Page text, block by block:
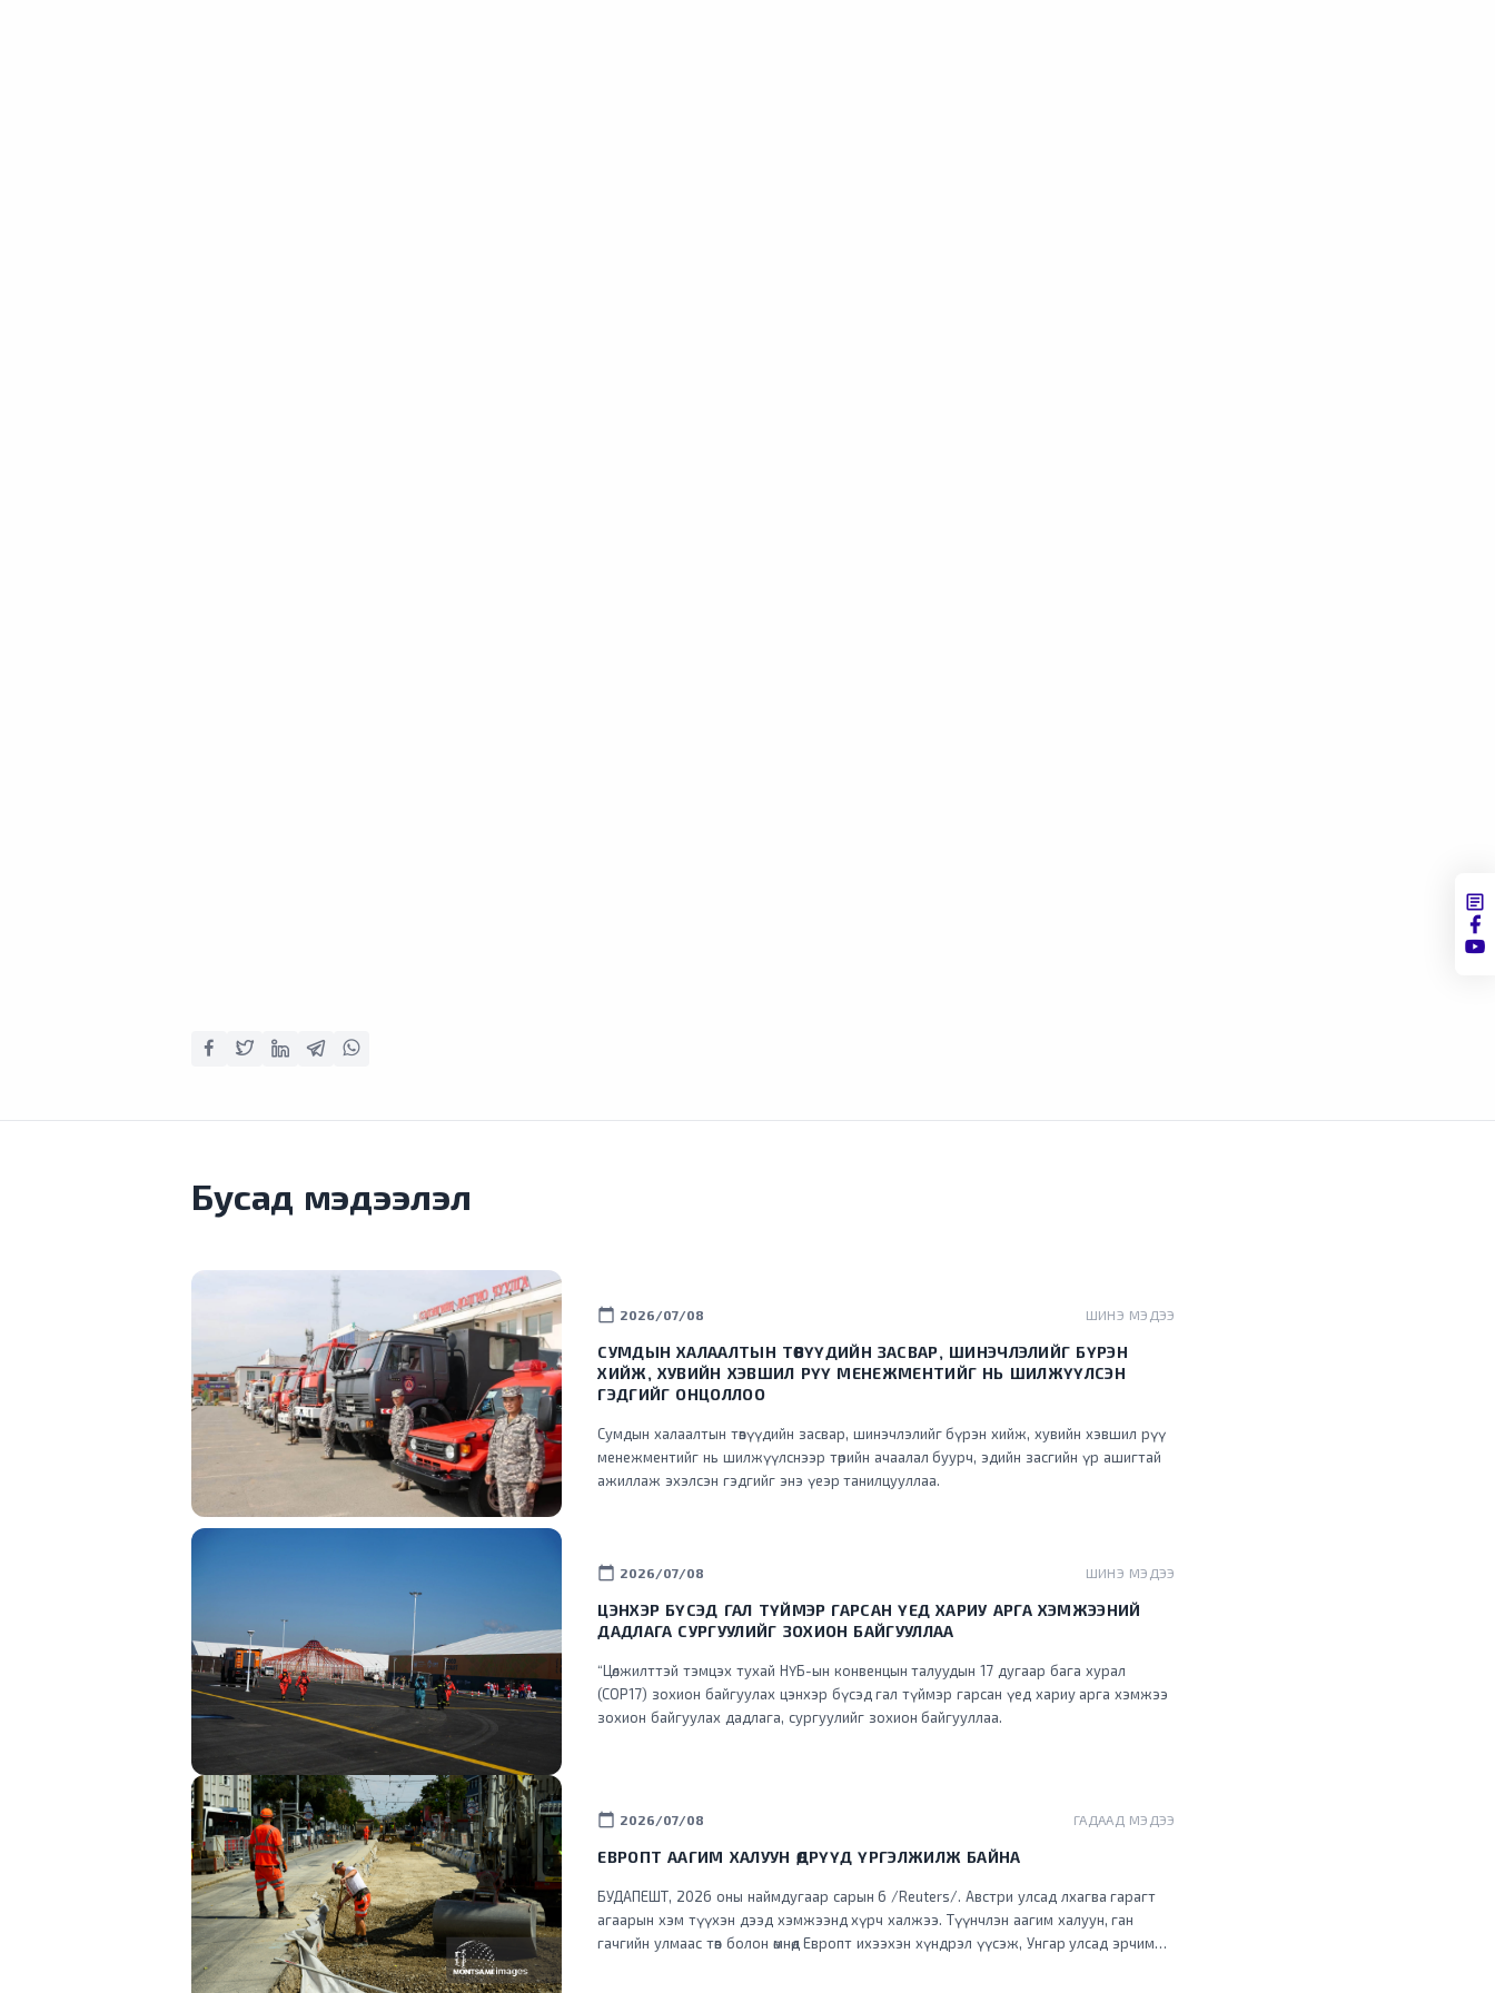
Бусад мэдээлэл
calendar_today 2026/07/08 ШИНЭ МЭДЭЭ
СУМДЫН ХАЛААЛТЫН ТӨВҮҮДИЙН ЗАСВАР, ШИНЭЧЛЭЛИЙГ БҮРЭН
ХИЙЖ, ХУВИЙН ХЭВШИЛ РҮҮ МЕНЕЖМЕНТИЙГ НЬ ШИЛЖҮҮЛСЭН
ГЭДГИЙГ ОНЦОЛЛОО
Сумдын халаалтын төвүүдийн засвар, шинэчлэлийг бүрэн хийж, хувийн хэвшил рүү
менежментийг нь шилжүүлснээр төрийн ачаалал буурч, эдийн засгийн үр ашигтай
ажиллаж эхэлсэн гэдгийг энэ үеэр танилцууллаа.
calendar_today 2026/07/08 ШИНЭ МЭДЭЭ
ЦЭНХЭР БҮСЭД ГАЛ ТҮЙМЭР ГАРСАН ҮЕД ХАРИУ АРГА ХЭМЖЭЭНИЙ
ДАДЛАГА СУРГУУЛИЙГ ЗОХИОН БАЙГУУЛЛАА
“Цөлжилттэй тэмцэх тухай НҮБ-ын конвенцын талуудын 17 дугаар бага хурал
(COP17) зохион байгуулах цэнхэр бүсэд гал түймэр гарсан үед хариу арга хэмжээ
зохион байгуулах дадлага, сургуулийг зохион байгууллаа.
calendar_today 2026/07/08 ГАДААД МЭДЭЭ
ЕВРОПТ ААГИМ ХАЛУУН ӨДРҮҮД ҮРГЭЛЖИЛЖ БАЙНА
БУДАПЕШТ, 2026 оны наймдугаар сарын 6 /Reuters/. Австри улсад лхагва гарагт
агаарын хэм түүхэн дээд хэмжээнд хүрч халжээ. Түүнчлэн аагим халуун, ган
гачгийн улмаас төв болон өмнөд Европт ихээхэн хүндрэл үүсэж, Унгар улсад эрчим